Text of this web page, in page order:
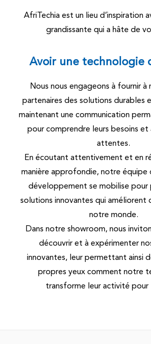
AfriTechia est un lieu d’inspiration
grandissante qui a hâte de
Avoir une technologie
Nous nous engageons à fournir
partenaires des solutions durables
maintenant une communication
pour comprendre leurs besoins et
attentes.
En écoutant attentivement et en
manière approfondie, notre équipe
développement se mobilise pour
solutions innovantes qui améliorent
notre monde.
Dans notre showroom, nous
découvrir et à expérimenter
innovantes, leur permettant ainsi
propres yeux comment notre
transforme leur activité pour